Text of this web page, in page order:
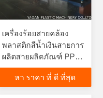
เครื่องร้อยสายคล้อง
พลาสติกสีน้ำเงินสายการ
ผลิตสายผลิตภัณฑ์ PP
50-80 กิโลกรัม / ชม.
ความจุหา ราคา ที่ ดี ที่สุด